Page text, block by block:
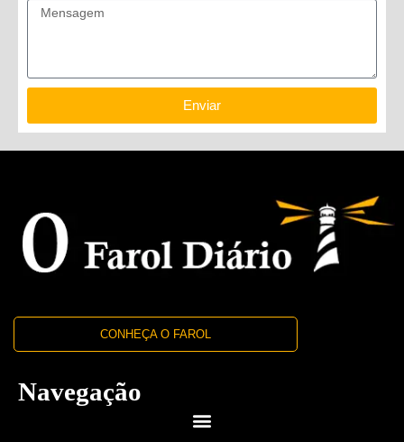
Enviar
CONHEÇA O FAROL
Navegação